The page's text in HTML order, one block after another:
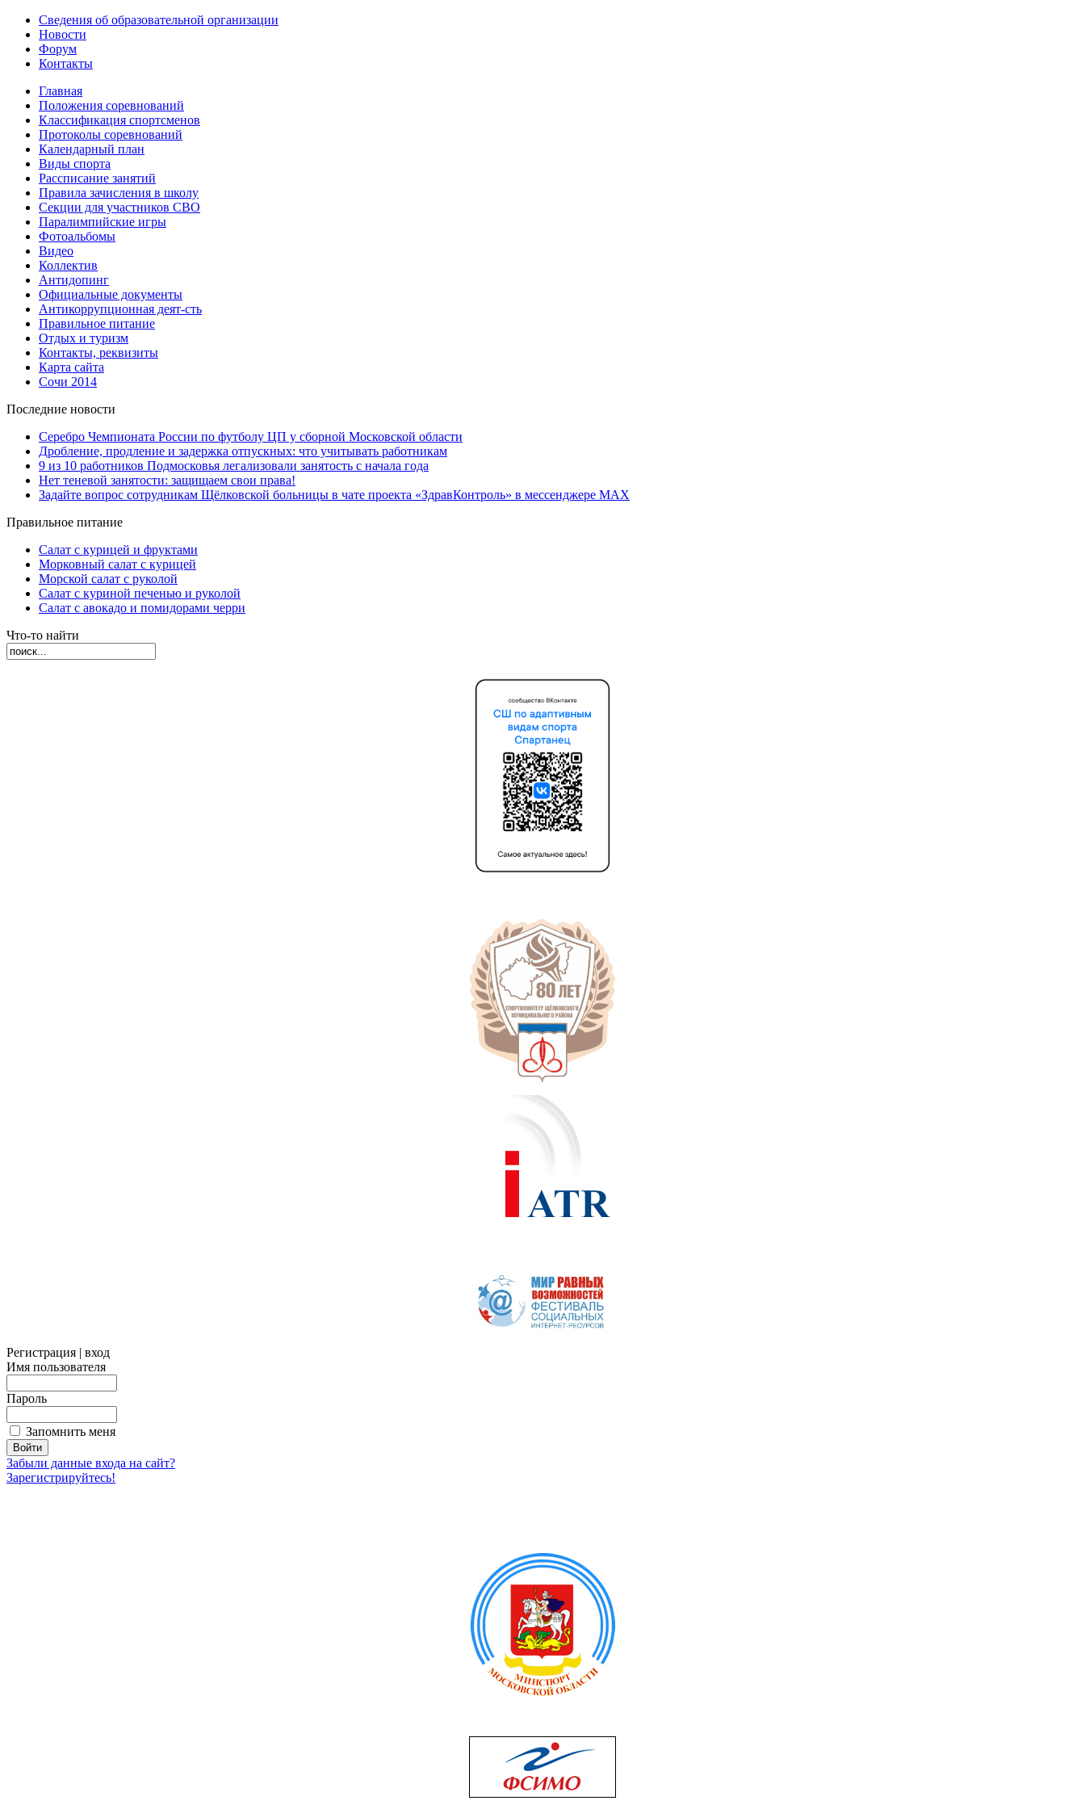
Сведения об образовательной организации
Новости
Форум
Контакты
Главная
Положения соревнований
Классификация спортсменов
Протоколы соревнований
Календарный план
Виды спорта
Рассписание занятий
Правила зачисления в школу
Секции для участников СВО
Паралимпийские игры
Фотоальбомы
Видео
Коллектив
Антидопинг
Официальные документы
Антикоррупционная деят-сть
Правильное питание
Отдых и туризм
Контакты, реквизиты
Карта сайта
Сочи 2014
Последние новости
Серебро Чемпионата России по футболу ЦП у сборной Московской области
Дробление, продление и задержка отпускных: что учитывать работникам
9 из 10 работников Подмосковья легализовали занятость с начала года
Нет теневой занятости: защищаем свои права!
Задайте вопрос сотрудникам Щёлковской больницы в чате проекта «ЗдравКонтроль» в мессенджере МАХ
Правильное питание
Салат с курицей и фруктами
Морковный салат с курицей
Морской салат с руколой
Салат с куриной печенью и руколой
Салат с авокадо и помидорами черри
Что-то найти
Регистрация | вход
Имя пользователя
Пароль
Запомнить меня
Забыли данные входа на сайт?
Зарегистрируйтесь!